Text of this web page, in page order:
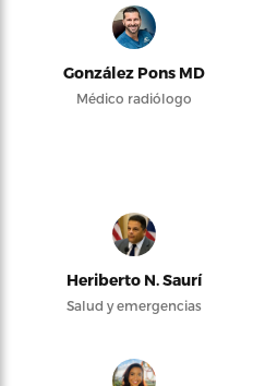
González Pons MD
Médico radiólogo
Heriberto N. Saurí
Salud y emergencias